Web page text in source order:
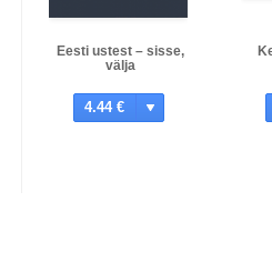
Eesti ustest – sisse,
välja
4.44 €